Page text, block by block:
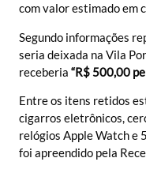
com valor estimado em
Segundo informações
seria deixada na Vila
receberia “R$ 500,00
Entre os itens retidos
cigarros eletrônicos,
relógios Apple Watch e
foi apreendido pela